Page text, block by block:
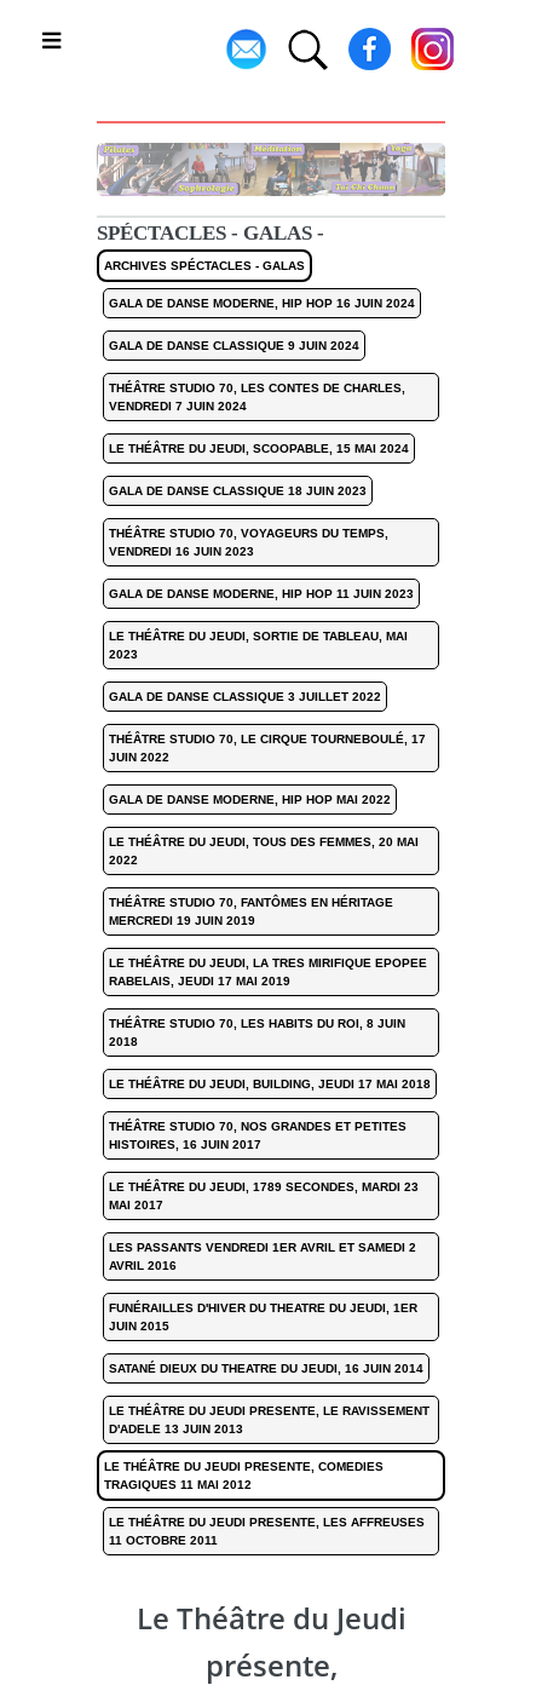
SPÉCTACLES - GALAS -
ARCHIVES SPÉCTACLES - GALAS
GALA DE DANSE MODERNE, HIP HOP 16 JUIN 2024
GALA DE DANSE CLASSIQUE 9 JUIN 2024
THÉÂTRE STUDIO 70, LES CONTES DE CHARLES,
VENDREDI 7 JUIN 2024
LE THÉÂTRE DU JEUDI, SCOOPABLE, 15 MAI 2024
GALA DE DANSE CLASSIQUE 18 JUIN 2023
THÉÂTRE STUDIO 70, VOYAGEURS DU TEMPS,
VENDREDI 16 JUIN 2023
GALA DE DANSE MODERNE, HIP HOP 11 JUIN 2023
LE THÉÂTRE DU JEUDI, SORTIE DE TABLEAU, MAI
2023
GALA DE DANSE CLASSIQUE 3 JUILLET 2022
THÉÂTRE STUDIO 70, LE CIRQUE TOURNEBOULÉ, 17
JUIN 2022
GALA DE DANSE MODERNE, HIP HOP MAI 2022
LE THÉÂTRE DU JEUDI, TOUS DES FEMMES, 20 MAI
2022
THÉÂTRE STUDIO 70, FANTÔMES EN HÉRITAGE
MERCREDI 19 JUIN 2019
LE THÉÂTRE DU JEUDI, LA TRES MIRIFIQUE EPOPEE
RABELAIS, JEUDI 17 MAI 2019
THÉÂTRE STUDIO 70, LES HABITS DU ROI, 8 JUIN
2018
LE THÉÂTRE DU JEUDI, BUILDING, JEUDI 17 MAI 2018
THÉÂTRE STUDIO 70, NOS GRANDES ET PETITES
HISTOIRES, 16 JUIN 2017
LE THÉÂTRE DU JEUDI, 1789 SECONDES, MARDI 23
MAI 2017
LES PASSANTS VENDREDI 1ER AVRIL ET SAMEDI 2
AVRIL 2016
FUNÉRAILLES D'HIVER DU THEATRE DU JEUDI, 1ER
JUIN 2015
SATANÉ DIEUX DU THEATRE DU JEUDI, 16 JUIN 2014
LE THÉÂTRE DU JEUDI PRESENTE, LE RAVISSEMENT
D'ADELE 13 JUIN 2013
LE THÉÂTRE DU JEUDI PRESENTE, COMEDIES
TRAGIQUES 11 MAI 2012
LE THÉÂTRE DU JEUDI PRESENTE, LES AFFREUSES
11 OCTOBRE 2011
Le Théâtre du Jeudi
présente,